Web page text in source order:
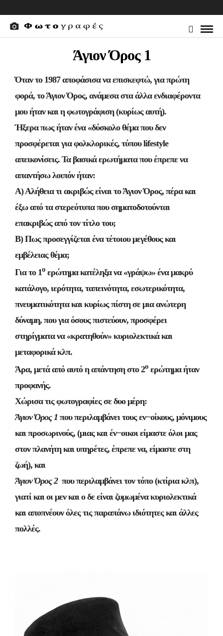
Άγιον Όρος 1
Όταν το 1987 αποφάσισα να επισκεφτώ, για πρώτη
φορά, το Άγιον Όρος, ανάμεσα στα άλλα ενδιαφέροντα
μου ήταν και η φωτογράφιση (κυρίως αυτή).
Ήξερα πως ήταν ένα «δύσκολο θέμα που δεν
προσφέρεται για φολκλορικές, τύπου lifestyle
απεικονίσεις. Τα βασικά ερωτήματα που έπρεπε να
απαντήσω λοιπόν ήταν:
Α) Αλήθεια τι ακριβώς είναι το Άγιον Όρος, πέρα και
έξω από τα στερεότυπα που σηματοδοτούνται
επακριβώς από τον τίτλο του;
Β) Πως προσεγγίζεται ένα τέτοιου μεγέθους και
εμβέλειας θέμα;
Για το 1ο ερώτημα κατέληξα να «γράψω» ένα μακρύ
κατάλογο, ιερότητα, ταπεινότητα, εσωτερικότητα,
πνευματικότητα και κυρίως πίστη σε μια ανώτερη
δύναμη, που για όσους πιστεύουν, προσφέρει
στηρίγματα να «κρατηθούν» κυριολεκτικά και
μεταφορικά κλπ.
Άρα, μετά από αυτό η απάντηση στο 2ο ερώτημα ήταν
προφανής.
Χώρισα τις φωτογραφίες σε δυο μέρη:
Άγιον Όρος 1 που περιλαμβάνει τους εν−οίκους, μόνιμους
και προσωρινούς, (μιας και έν−οικοι είμαστε όλοι μας
στον πλανήτη και υπηρέτες, έπρεπε να, είμαστε στη
ζωή), και
Άγιον Όρος 2που περιλαμβάνει τον τόπο (κτίρια κλπ),
γιατί και οι μεν και ο δε είναι ζυμωμένα κυριολεκτικά
και αποπνέουν όλες τις παραπάνω ιδιότητες και άλλες
πολλές.